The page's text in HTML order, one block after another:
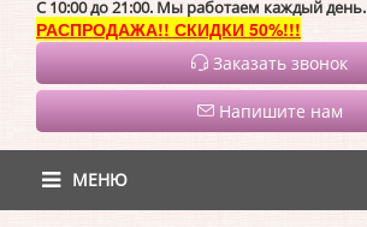
C 10:00 до 21:00. Мы работаем каждый день.
РАСПРОДАЖА!! СКИДКИ 50%!!!
Заказать звонок
Напишите нам
МЕНЮ